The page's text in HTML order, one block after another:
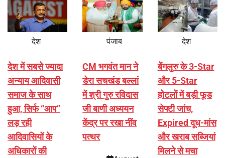
देश
देश में सबसे ज्यादा
अन्याय आदिवासी
समाज के साथ
हुआ, सिर्फ ‘‘आप’’
लड़ रही
आदिवासियों के
अधिकारों की
पंजाब
CM भगवंत मान ने
डेरा सचखंड बल्लां
में श्री गुरु रविदास
जी बाणी अध्ययन
केंद्र पर रखा नींव
पत्थर
देश
बेंगलुरु के 3-Star
और 5-Star
होटलों में बड़ी फूड
सेफ्टी जांच,
Expired दूध-मांस
और खराब सब्जियां
मिलने से मचा